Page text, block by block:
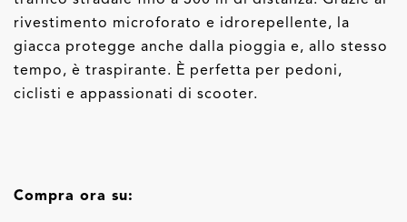
rivestimento microforato e idrorepellente, la
giacca protegge anche dalla pioggia e, allo stesso
tempo, è traspirante. È perfetta per pedoni,
ciclisti e appassionati di scooter.
Compra ora su: